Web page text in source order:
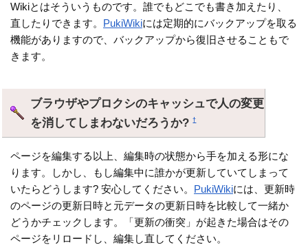
Wikiとはそういうものです。誰でもどこでも書き加えたり、
直したりできます。 PukiWikiには定期的にバックアップを取る
機能がありますので、バックアップから復旧させることもで
きます。
ブラウザやプロクシのキャッシュで人の変更
を消してしまわないだろうか?†
ページを編集する以上、編集時の状態から手を加える形にな
ります。しかし、もし編集中に誰かが更新していてしまって
いたらどうします? 安心してください。 PukiWikiには、更新時
のページの更新日時と元データの更新日時を比較して一緒か
どうかチェックします。「更新の衝突」が起きた場合はその
ページをリロードし、編集し直してください。